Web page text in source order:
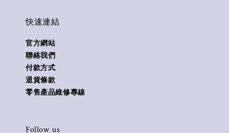
快速連結
官方網站
聯絡我們
付款方式
退貨條款
零售產品維修專線
Follow us